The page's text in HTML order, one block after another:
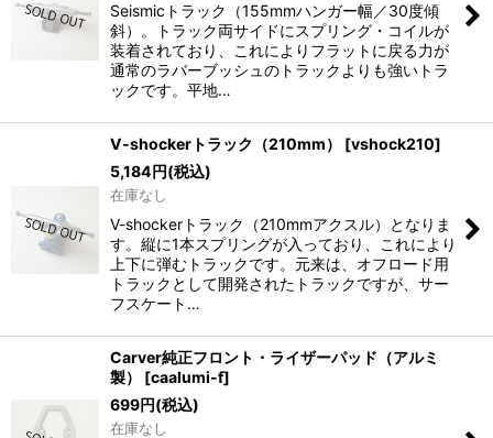
Seismicトラック（155mmハンガー幅／30度傾
斜）。トラック両サイドにスプリング・コイルが
装着されており、これによりフラットに戻る力が
通常のラバーブッシュのトラックよりも強いトラ
ックです。平地…
V-shockerトラック（210mm） [vshock210]
5,184円(税込)
在庫なし
V-shockerトラック（210mmアクスル）となりま
す。縦に1本スプリングが入っており、これにより
上下に弾むトラックです。元来は、オフロード用
トラックとして開発されたトラックですが、サー
フスケート…
Carver純正フロント・ライザーパッド（アルミ
製）
[caalumi-f]
699円(税込)
在庫なし